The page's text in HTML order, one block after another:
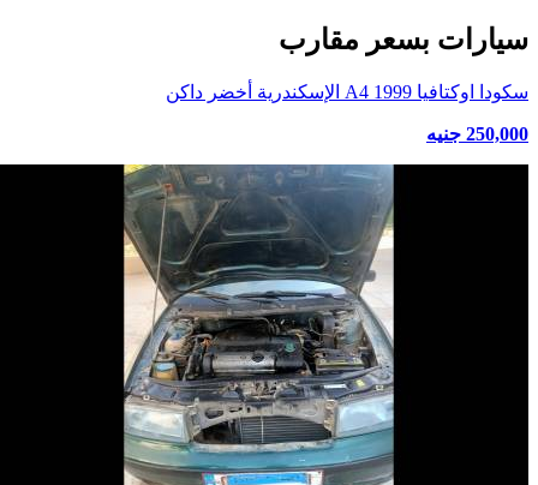
سيارات بسعر مقارب
سكودا اوكتافيا A4 1999 الإسكندرية أخضر داكن
250,000 جنيه